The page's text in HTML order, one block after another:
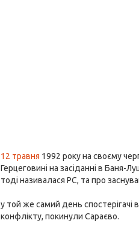
12 травня 1992 року на своєму
Герцеговині на засіданні в Баня-
тоді називалася РС, та про
у той же самий день
конфлікту, покинули Сараєво.